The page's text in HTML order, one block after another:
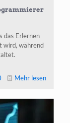
das Erlernen
wird, während
Mehr lesen-